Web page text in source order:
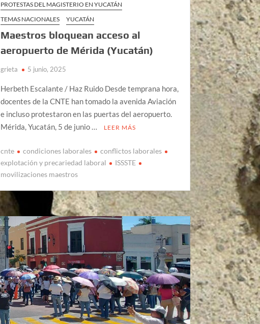
PROTESTAS DEL MAGISTERIO EN YUCATÁN
TEMAS NACIONALES
YUCATÁN
Maestros bloquean acceso al
aeropuerto de Mérida (Yucatán)
grieta 5 junio, 2025
Herbeth Escalante / Haz Ruido Desde temprana hora,
docentes de la CNTE han tomado la avenida Aviación
e incluso protestaron en las puertas del aeropuerto.
Mérida, Yucatán, 5 de junio …
LEER MÁS
cnte condiciones laborales
conflictos laborales
explotación y precariedad laboral
ISSSTE
movilizaciones maestros